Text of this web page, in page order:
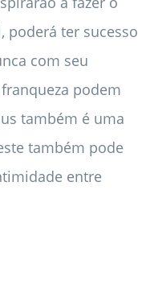
poderá ter sucesso
com seu
podem
também é uma
também pode
entre